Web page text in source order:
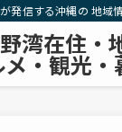
発信する沖縄の 地域
湾在住・
・観光・